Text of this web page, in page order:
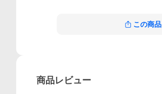
この商
商品レビュー